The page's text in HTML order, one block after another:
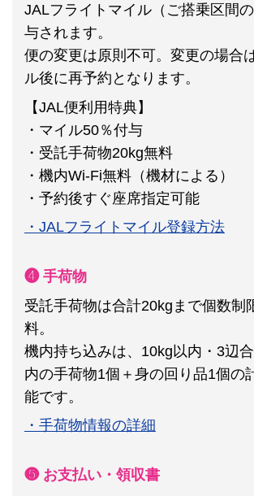
JALフライトマイル（ご搭乗区間
与されます。
便の変更は原則不可。 変更の場合
ル後に再予約となります。
【JAL便利用特典】
・マイル50％付与
・受託手荷物20kg無料
・機内Wi-Fi無料（機材による）
・予約後すぐ座席指定可能
・JALフライトマイル登録方法
❹ 手荷物
受託手荷物は合計20kgまで個数制
料。
機内持ち込みは、10kg以内・3辺
内の手荷物1個＋身の回り品1個の
能です。
・手荷物情報の詳細
❺ お支払い・領収書